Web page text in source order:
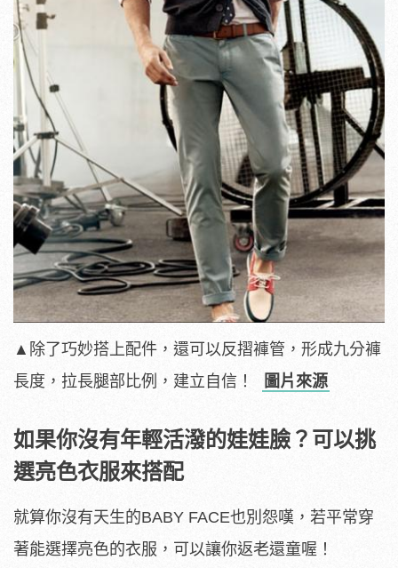
▲除了巧妙搭上配件，還可以反摺褲管，形成九分褲
長度，拉長腿部比例，建立自信！
圖片來源
如果你沒有年輕活潑的娃娃臉？可以挑
選亮色衣服來搭配
就算你沒有天生的BABY FACE也別怨嘆，若平常穿
著能選擇亮色的衣服，可以讓你返老還童喔！